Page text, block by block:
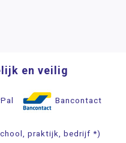
en veilig
Bancontact
praktijk, bedrijf *)